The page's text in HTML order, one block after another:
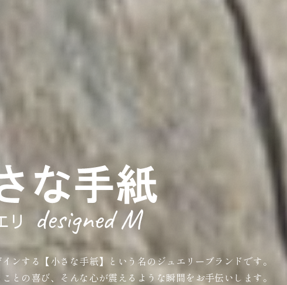
ンする【小さな手紙】という名のジュエリーブランドです。
との喜び、そんな心が震えるような瞬間をお手伝いします。